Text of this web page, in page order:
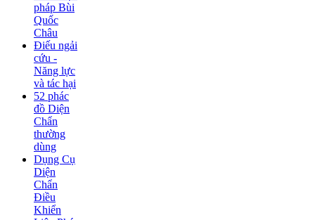
pháp Bùi
Quốc
Châu
Điếu ngải
cứu -
Năng lực
và tác hại
52 phác
đồ Diện
Chẩn
thường
dùng
Dụng Cụ
Diện
Chẩn
Điều
Khiển